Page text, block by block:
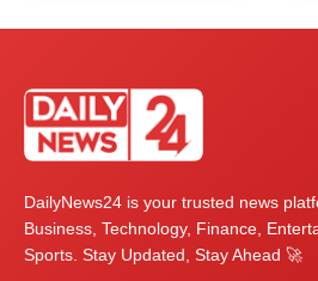
DailyNews24 is your trusted news
Business, Technology, Finance,
Sports. Stay Updated, Stay Ahead 🚀